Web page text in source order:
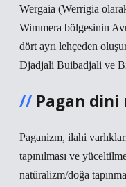
Wergaia (Werrigia
Wimmera bölgesinin
dört ayrı lehçeden
Djadjali Buibadjali ve
Pagan dini
Paganizm, ilahi
tapınılması ve
natüralizm/doğa